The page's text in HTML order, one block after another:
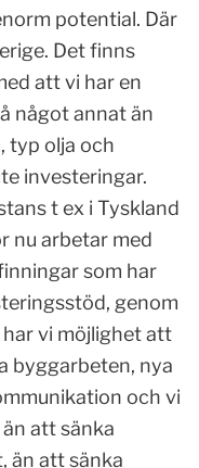
potential. Där
Det finns
att vi har en
något annat än
typ olja och
investeringar.
t ex i Tyskland
nu arbetar med
som har
genom
har vi möjlighet att
byggarbeten, nya
och vi
att sänka
än att sänka